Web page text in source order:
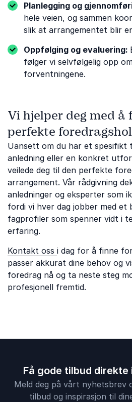
Planlegging og
hele veien, og sammen
slik at arrangementet blir
Oppfølging og evaluering:
følger vi selvfølgelig opp
forventningene.
Vi hjelper deg med å
perfekte
Uansett om du har et spesifikt
anledning eller en konkret
veilede deg til den perfekte
arrangement. Vår rådgivning
anledninger og eksperter som
fordi vi hver dag jobber med et
fagprofiler som spenner vidt i
erfaring.
Kontakt oss i dag for å finne
passer akkurat dine behov og
foredrag nå og ta neste steg
profesjonell fremtid.
Få gode tilbud direkte
Meld deg på vårt nyhetsbrev
tilbud og inspirasjon til